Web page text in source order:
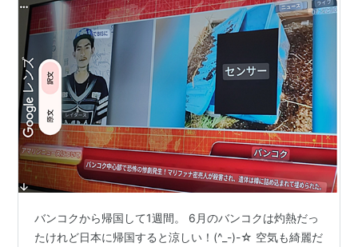
使えない，クレジットカードが無いと様々な不便が生じ
る
（参考）eBay の関連子会社としてはSkype ,PayPal
Kijiji
があり、Kijiji ではタウン情報掲示板としてクラシ
ファイドサイトを運営しており、この中にはフリーマー
ケットカテゴリもあるが、決済手段は提供していない。
公認オンライン翻訳サービス
が開始される。
バンコクから帰国して1週間。 6月のバンコクは灼熱だっ
たけれど日本に帰国すると涼しい！(^_-)-☆ 空気も綺麗だ